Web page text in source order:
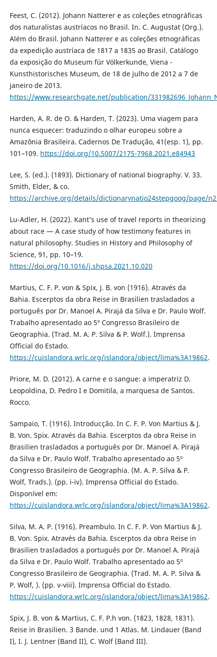
Feest, C. (2012). Johann Natterer e as coleções etnográficas
dos naturalistas austríacos no Brasil. In. C. Augustat (Org.).
Além do Brasil. Johann Natterer e as coleções etnográficas
da expedição austríaca de 1817 a 1835 ao Brasil. Catálogo
da exposição do Museum für Völkerkunde, Viena -
Kunsthistorisches Museum, de 18 de julho de 2012 a 7 de
janeiro de 2013.
https://www.researchgate.net/publication/
Harden, A. R. de O. & Harden, T. (2023). Uma viagem para
nunca esquecer: traduzindo o olhar europeu sobre a
Amazônia Brasileira. Cadernos De Tradução, 41(esp. 1), pp.
101–109. https://doi.org/10.5007/2175-7968.2021.e84943
Lee, S. (ed.). (1893). Dictionary of national biography. V. 33.
Smith, Elder, & co.
https://archive.org/details/dictionarynatio24stepgoog/page/
Lu-Adler, H. (2022). Kant’s use of travel reports in theorizing
about race — A case study of how testimony features in
natural philosophy. Studies in History and Philosophy of
Science, 91, pp. 10–19.
https://doi.org/10.1016/j.shpsa.2021.10.020
Martius, C. F. P. von & Spix, J. B. von (1916). Através da
Bahia. Escerptos da obra Reise in Brasilien trasladados a
português por Dr. Manoel A. Pirajá da Silva e Dr. Paulo Wolf.
Trabalho apresentado ao 5º Congresso Brasileiro de
Geographia. (Trad. M. A. P. Silva & P. Wolf.). Imprensa
Official do Estado.
https://cuislandora.wrlc.org/islandora/object/lima%3A19862.
Priore, M. D. (2012). A carne e o sangue: a imperatriz D.
Leopoldina, D. Pedro I e Domitila, a marquesa de Santos.
Rocco.
Sampaio, T. (1916). Introducção. In C. F. P. Von Martius & J.
B. Von. Spix. Através da Bahia. Escerptos da obra Reise in
Brasilien trasladados a português por Dr. Manoel A. Pirajá
da Silva e Dr. Paulo Wolf. Trabalho apresentado ao 5º
Congresso Brasileiro de Geographia. (M. A. P. Silva & P.
Wolf, Trads.). (pp. i-iv). Imprensa Official do Estado.
Disponível em:
https://cuislandora.wrlc.org/islandora/object/lima%3A19862.
Silva, M. A. P. (1916). Preambulo. In C. F. P. Von Martius & J.
B. Von. Spix. Através da Bahia. Escerptos da obra Reise in
Brasilien trasladados a português por Dr. Manoel A. Pirajá
da Silva e Dr. Paulo Wolf. Trabalho apresentado ao 5º
Congresso Brasileiro de Geographia. (Trad. M. A. P. Silva &
P. Wolf, ). (pp. v-viii). Imprensa Official do Estado.
https://cuislandora.wrlc.org/islandora/object/lima%3A19862.
Spix, J. B. von & Martius, C. F. P.h von. (1823, 1828, 1831).
Reise in Brasilien. 3 Bande. und 1 Atlas. M. Lindauer (Band
I), I. J. Lentner (Band II), C. Wolf (Band III).